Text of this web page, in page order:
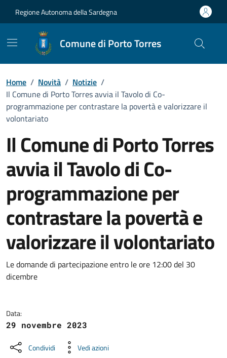
Regione Autonoma della Sardegna
Comune di Porto Torres
Home / Novità / Notizie /
Il Comune di Porto Torres avvia il Tavolo di Co-
programmazione per contrastare la povertà e valorizzare il
volontariato
Il Comune di Porto Torres
avvia il Tavolo di Co-
programmazione per
contrastare la povertà e
valorizzare il volontariato
Dettagli della notizia
Le domande di partecipazione entro le ore 12:00 del 30
dicembre
Data:
29 novembre 2023
Condividi Vedi azioni